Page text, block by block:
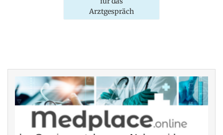
Arztgespräch